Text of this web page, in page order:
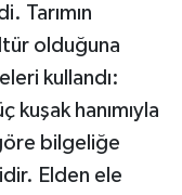
Tarımın
olduğuna
kullandı:
hanımıyla
bilgeliğe
Elden ele